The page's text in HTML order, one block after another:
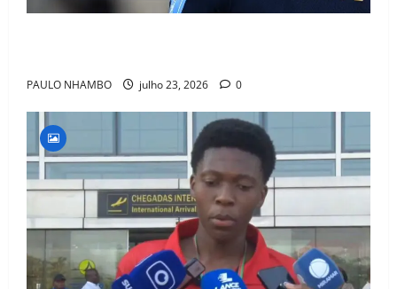
PAULO NHAMBO julho 23, 2026 0